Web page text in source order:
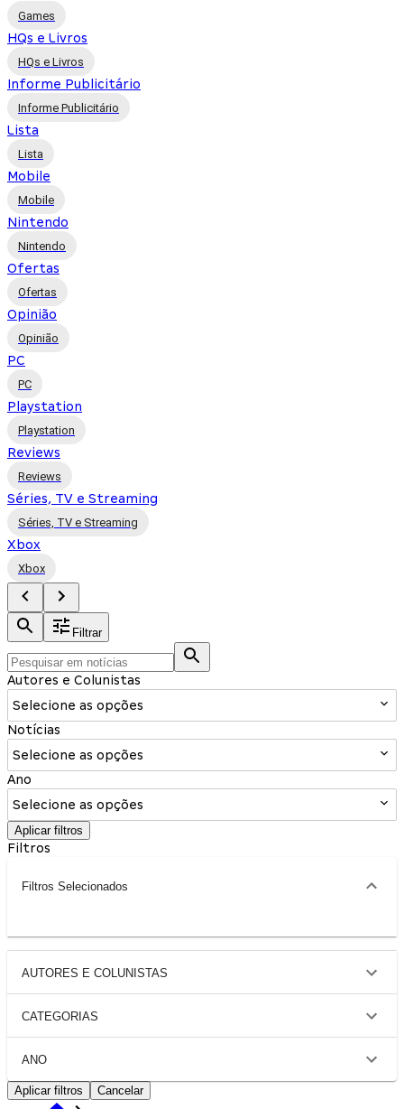
Games
HQs e Livros
HQs e Livros
Informe Publicitário
Informe Publicitário
Lista
Lista
Mobile
Mobile
Nintendo
Nintendo
Ofertas
Ofertas
Opinião
Opinião
PC
PC
Playstation
Playstation
Reviews
Reviews
Séries, TV e Streaming
Séries, TV e Streaming
Xbox
Xbox
Filtrar
Autores e Colunistas
Selecione as opções
Notícias
Selecione as opções
Ano
Selecione as opções
Aplicar filtros
Filtros
Filtros Selecionados
AUTORES E COLUNISTAS
CATEGORIAS
ANO
Aplicar filtros Cancelar